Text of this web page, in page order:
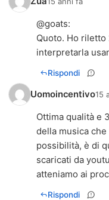
@goats:
Quoto. Ho
interpretarla
Rispondi
Uomoincentivo15
Ottima qualità e
della musica
possibilità, è di
scaricati da
atteniamo ai
Rispondi